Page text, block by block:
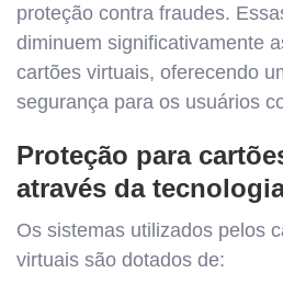
proteção contra fraudes.
diminuem significativamente
cartões virtuais, oferecendo
segurança para os usuários
Proteção para
através da
Os sistemas utilizados pelos
virtuais são dotados de: